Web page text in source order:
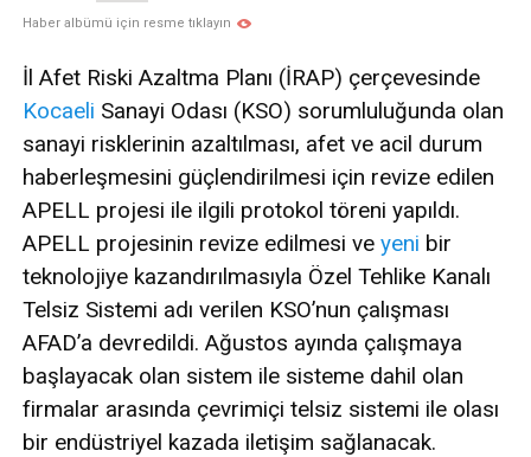
Haber albümü için resme tıklayın
İl Afet Riski Azaltma Planı (İRAP) çerçevesinde
Kocaeli Sanayi Odası (KSO) sorumluluğunda olan
sanayi risklerinin azaltılması, afet ve acil durum
haberleşmesini güçlendirilmesi için revize edilen
APELL projesi ile ilgili protokol töreni yapıldı.
APELL projesinin revize edilmesi ve yeni bir
teknolojiye kazandırılmasıyla Özel Tehlike Kanalı
Telsiz Sistemi adı verilen KSO’nun çalışması
AFAD’a devredildi. Ağustos ayında çalışmaya
başlayacak olan sistem ile sisteme dahil olan
firmalar arasında çevrimiçi telsiz sistemi ile olası
bir endüstriyel kazada iletişim sağlanacak.